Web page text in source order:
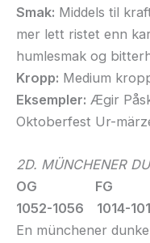
Smak: Middels til
mer lett ristet enn
humlesmak og
Kropp: Medium
Eksempler: Ægir
Oktoberfest Ur-
2D. MÜNCHENER
OG FG
1052-1056 1014-
En münchener